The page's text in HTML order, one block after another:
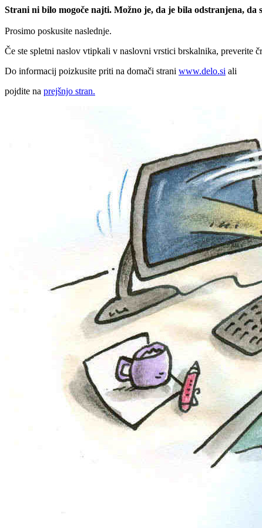
Strani ni bilo mogoče najti. Možno je, da je bila odstranjena,
Prosimo poskusite naslednje.
Če ste spletni naslov vtipkali v naslovni vrstici brskalnika, preverite
Do informacij poizkusite priti na domači strani www.delo.si ali
pojdite na prejšnjo stran.